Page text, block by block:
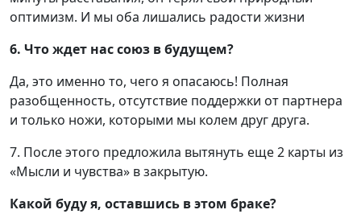
оптимизм. И мы оба лишались радости жизни
6. Что ждет нас союз в будущем?
Да, это именно то, чего я опасаюсь! Полная
разобщенность, отсутствие поддержки от партнера
и только ножи, которыми мы колем друг друга.
7. После этого предложила вытянуть еще 2 карты из
«Мысли и чувства» в закрытую.
Какой буду я, оставшись в этом браке?